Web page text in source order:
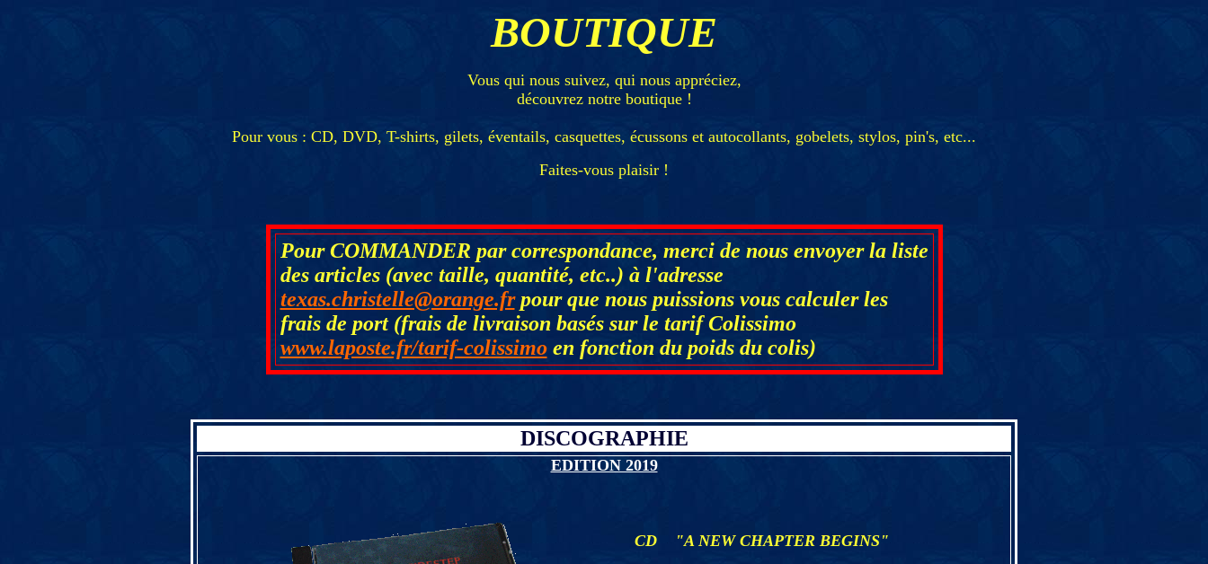
BOUTIQUE
Vous qui nous suivez, qui nous appréciez,
découvrez notre boutique !
Pour vous : CD, DVD, T-shirts, gilets, éventails, casquettes, écussons et autocollants, gobelets, stylos, pin's, etc...
Faites-vous plaisir !
Pour COMMANDER par correspondance, merci de nous envoyer la liste
des articles (avec taille, quantité, etc..) à l'adresse
texas.christelle@orange.frpour que nous puissions vous calculer les
frais de port (frais de livraison basés sur le tarif Colissimo
www.laposte.fr/tarif-colissimoen fonction du poids du colis)
DISCOGRAPHIE
EDITION 2019
CD "A NEW CHAPTER BEGINS"